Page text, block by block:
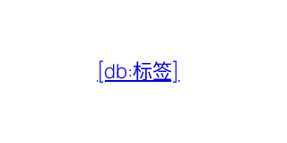
[db:标签]